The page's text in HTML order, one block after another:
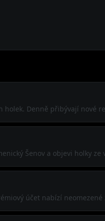
holek. Denně přibývají nové
Šenov a objevi holky ze
účet nabízí